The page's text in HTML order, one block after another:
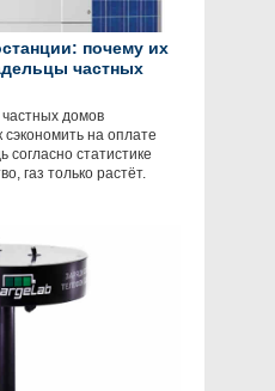
почему их
частных
домов
на оплате
согласно статистике
газ только растёт.